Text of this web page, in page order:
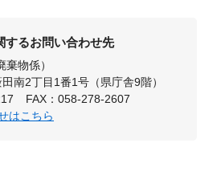
するお問い合わせ先
棄物係）
南2丁目1番1号（県庁舎9階）
FAX：058-278-2607
はこちら